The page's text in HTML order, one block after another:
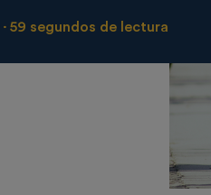
59 segundos de lectura